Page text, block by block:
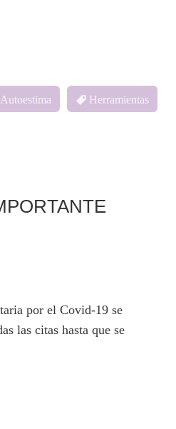
Autoestima Herramientas
por el Covid-19 se
las citas hasta que se